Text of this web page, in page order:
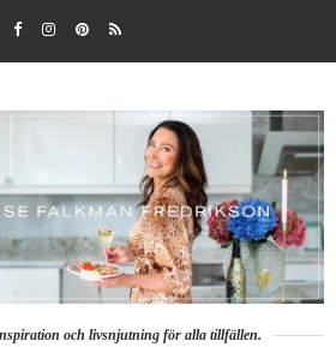
och livsnjutning för alla tillfällen.